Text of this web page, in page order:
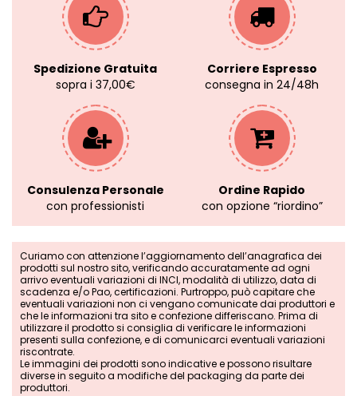
Spedizione Gratuita
sopra i 37,00€
Corriere Espresso
consegna in 24/48h
Consulenza Personale
con professionisti
Ordine Rapido
con opzione “riordino”
Curiamo con attenzione l’aggiornamento dell’anagrafica dei
prodotti sul nostro sito, verificando accuratamente ad ogni
arrivo eventuali variazioni di INCI, modalità di utilizzo, data di
scadenza e/o Pao, certificazioni. Purtroppo, può capitare che
eventuali variazioni non ci vengano comunicate dai produttori e
che le informazioni tra sito e confezione differiscano. Prima di
utilizzare il prodotto si consiglia di verificare le informazioni
presenti sulla confezione, e di comunicarci eventuali variazioni
riscontrate.
Le immagini dei prodotti sono indicative e possono risultare
diverse in seguito a modifiche del packaging da parte dei
produttori.